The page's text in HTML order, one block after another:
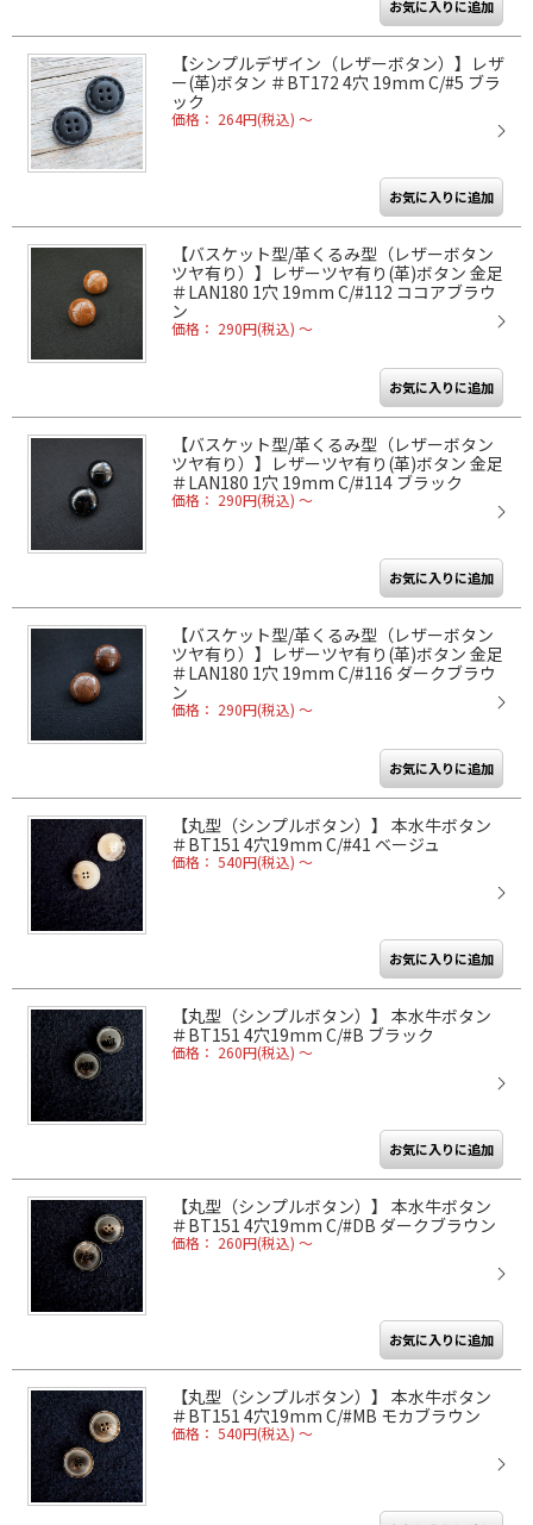
【シンプルデザイン（レザーボタン）】レザ
ー(革)ボタン ＃BT172 4穴 19mm C/#5 ブラ
ック
価格： 264円(税込) ～
【バスケット型/革くるみ型（レザーボタン
ツヤ有り）】レザーツヤ有り(革)ボタン 金足
＃LAN180 1穴 19mm C/#112 ココアブラウ
ン
価格： 290円(税込) ～
【バスケット型/革くるみ型（レザーボタン
ツヤ有り）】レザーツヤ有り(革)ボタン 金足
＃LAN180 1穴 19mm C/#114 ブラック
価格： 290円(税込) ～
【バスケット型/革くるみ型（レザーボタン
ツヤ有り）】レザーツヤ有り(革)ボタン 金足
＃LAN180 1穴 19mm C/#116 ダークブラウ
ン
価格： 290円(税込) ～
【丸型（シンプルボタン）】 本水牛ボタン
＃BT151 4穴19mm C/#41 ベージュ
価格： 540円(税込) ～
【丸型（シンプルボタン）】 本水牛ボタン
＃BT151 4穴19mm C/#B ブラック
価格： 260円(税込) ～
【丸型（シンプルボタン）】 本水牛ボタン
＃BT151 4穴19mm C/#DB ダークブラウン
価格： 260円(税込) ～
【丸型（シンプルボタン）】 本水牛ボタン
＃BT151 4穴19mm C/#MB モカブラウン
価格： 540円(税込) ～